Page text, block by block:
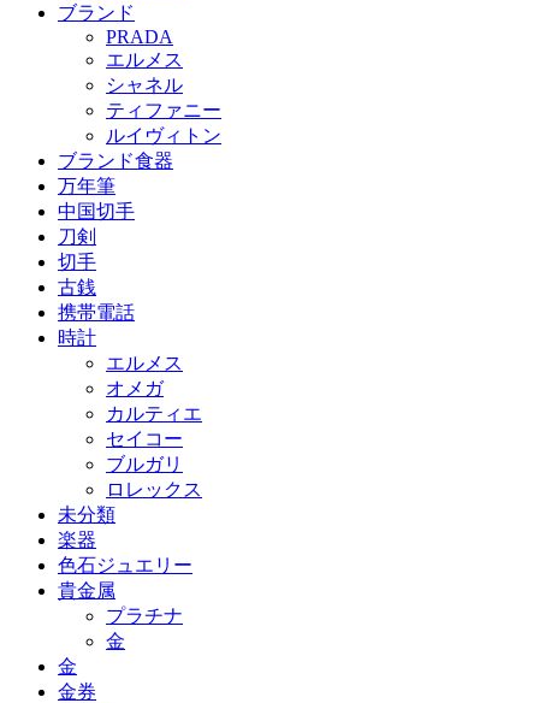
ブランド
PRADA
エルメス
シャネル
ティファニー
ルイヴィトン
ブランド食器
万年筆
中国切手
刀剣
切手
古銭
携帯電話
時計
エルメス
オメガ
カルティエ
セイコー
ブルガリ
ロレックス
未分類
楽器
色石ジュエリー
貴金属
プラチナ
金
金
金券